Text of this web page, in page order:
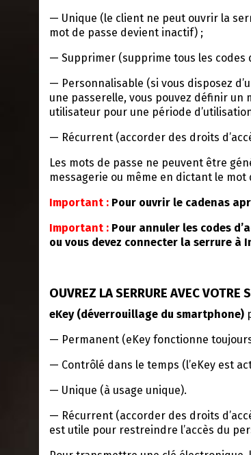
— Unique (le client ne peut ouvrir la
mot de passe devient inactif) ;
— Supprimer (supprime tous les codes
— Personnalisable (si vous disposez
une passerelle, vous pouvez définir
utilisateur pour une période
— Récurrent (accorder des droits
Les mots de passe ne peuvent être
messagerie ou même en dictant le mot
Important : Pour ouvrir le cadenas
Important : Pour annuler les codes
ou vous devez connecter la serrure à
OUVREZ LA SERRURE AVEC VOTRE
eKey (déverrouillage du smartphone)
— Permanent (eKey fonctionne
— Contrôlé dans le temps (l’eKey est
— Unique (à usage unique).
— Récurrent (accorder des droits
est utile pour restreindre l’accès du